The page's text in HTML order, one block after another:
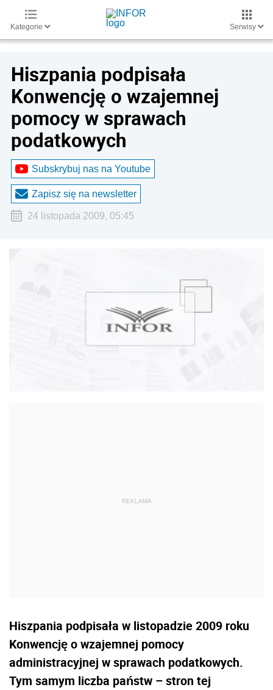
Kategorie Serwisy
Hiszpania podpisała
Konwencję o wzajemnej
pomocy w sprawach
podatkowych
Subskrybuj nas na Youtube
Zapisz się na newsletter
24 listopada 2009, 05:45
Hiszpania podpisała w listopadzie 2009 roku
Konwencję o wzajemnej pomocy
administracyjnej w sprawach podatkowych.
Tym samym liczba państw – stron tej